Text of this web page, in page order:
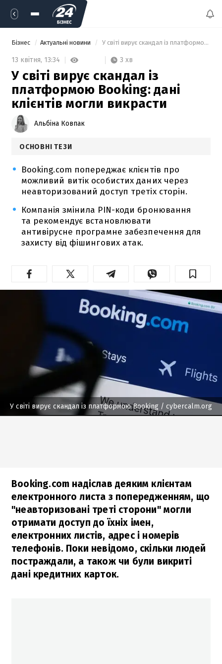
Бізнес Актуальні новини У світі вирує скандал із платформою Booking: дані клієнтів могли викрасти
13 квітня, 13:34 3 хв
У світі вирує скандал із
платформою Booking: дані
клієнтів могли викрасти
Альбіна Ковпак
ОСНОВНІ ТЕЗИ
Booking.com попереджає клієнтів про
можливий витік особистих даних через
неавторизований доступ третіх сторін.
Компанія змінила PIN-коди бронювання
та рекомендує встановлювати
антивірусне програмне забезпечення для
захисту від фішингових атак.
У світі вирує скандал із платформою Booking / cybercalm.org
Booking.com надіслав деяким клієнтам
електронного листа з попередженням, що
"неавторизовані треті сторони" могли
отримати доступ до їхніх імен,
електронних листів, адрес і номерів
телефонів. Поки невідомо, скільки людей
постраждали, а також чи були викриті
дані кредитних карток.